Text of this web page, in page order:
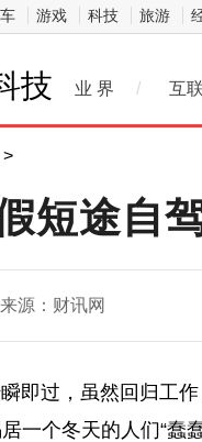
游戏 科技 旅游
技 业 界 / 互
>
短途自
来源：财讯网
过，虽然回归工作
一个冬天的人们“蠢